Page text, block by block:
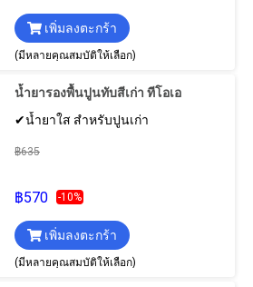
เพิ่มลงตะกร้า
(มีหลายคุณสมบัติให้เลือก)
น้ำยารองพื้นปูนทับสีเก่า ทีโอเอ
✔น้ำยาใส สำหรับปูนเก่า
฿635
฿570 -10%
เพิ่มลงตะกร้า
(มีหลายคุณสมบัติให้เลือก)